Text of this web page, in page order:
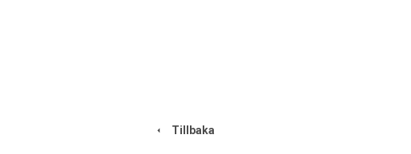
Tillbaka